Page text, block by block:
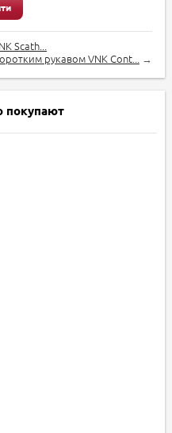
Scath...
рукавом VNK Cont...→
покупают